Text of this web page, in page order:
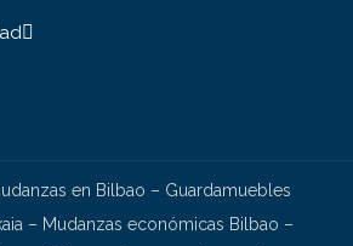
en Bilbao – Guardamuebles
– Mudanzas económicas Bilbao –